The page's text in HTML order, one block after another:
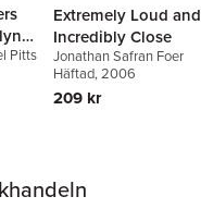
Pitts
Extremely Loud and
Incredibly Close
Jonathan Safran Foer
Häftad, 2006
209 kr